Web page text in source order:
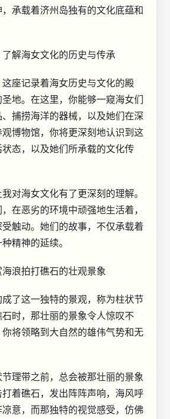
承载着济州岛独有的文化底蕴和
解海女文化的历史与传承
座记录着海女历史与文化的殿
地。在这里，你能够一窥海女们
捕捞海洋的器械，以及她们在深
博物馆，你将更深刻地认识到这
态，以及她们所承载的文化传
对海女文化有了更深刻的理解。
在恶劣的环境中顽强地生活着，
触动。她们的故事，不仅承载着
精神的延续。
浪拍打礁石的壮观景象
了这一独特的景观，称为柱状节
时，那壮丽的景象令人惊叹不
将领略到大自然的雄伟气势和无
理带之前，总会被那壮丽的景象
着礁石，发出阵阵声响，海风呼
意，而那独特的视觉感受，仿佛